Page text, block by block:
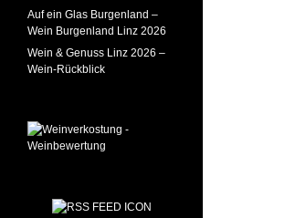
Auf ein Glas Burgenland –
Wein Burgenland Linz 2026
Wein & Genuss Linz 2026 –
Wein-Rückblick